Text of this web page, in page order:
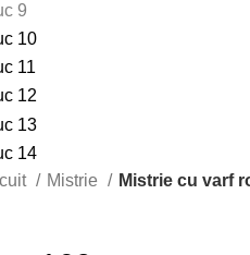
Mistrie Mistrie cu varf